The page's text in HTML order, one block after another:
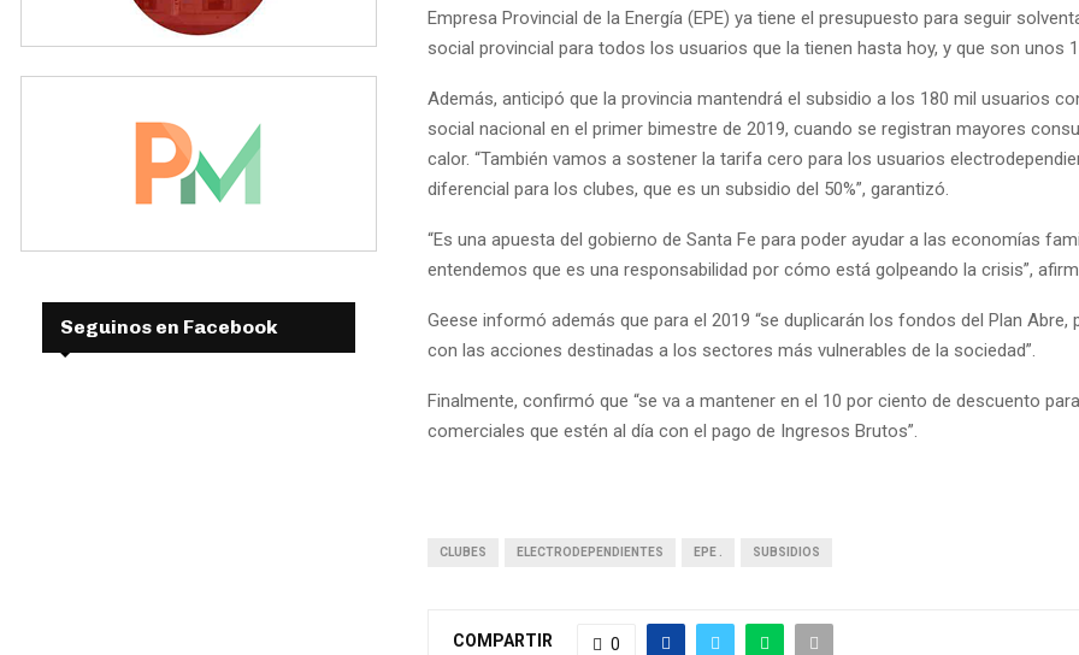
Empresa Provincial de la Energía (EPE) ya tiene el presupuesto para seguir
social provincial para todos los usuarios que la tienen hasta hoy, y que son unos
Además, anticipó que la provincia mantendrá el subsidio a los 180 mil usuarios
social nacional en el primer bimestre de 2019, cuando se registran mayores
calor. “También vamos a sostener la tarifa cero para los usuarios
diferencial para los clubes, que es un subsidio del 50%”, garantizó.
“Es una apuesta del gobierno de Santa Fe para poder ayudar a las economías
entendemos que es una responsabilidad por cómo está golpeando la crisis”,
Geese informó además que para el 2019 “se duplicarán los fondos del Plan Abre,
con las acciones destinadas a los sectores más vulnerables de la sociedad”.
Finalmente, confirmó que “se va a mantener en el 10 por ciento de descuento
comerciales que estén al día con el pago de Ingresos Brutos”.
CLUBES ELECTRODEPENDIENTES EPE . SUBSIDIOS
COMPARTIR 0
Seguinos en Facebook